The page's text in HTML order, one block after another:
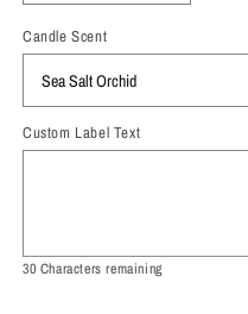
verlagen
voor
Gepersonaliseerde
Kaars
–
Personalize
verhogen
–
Candle Scent
Custom Label Text
30 Characters remaining